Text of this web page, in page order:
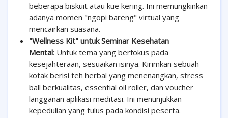
beberapa biskuit atau kue kering. Ini memungkinkan
adanya momen "ngopi bareng" virtual yang
mencairkan suasana.
"Wellness Kit" untuk Seminar Kesehatan
Mental: Untuk tema yang berfokus pada
kesejahteraan, sesuaikan isinya. Kirimkan sebuah
kotak berisi teh herbal yang menenangkan, stress
ball berkualitas, essential oil roller, dan voucher
langganan aplikasi meditasi. Ini menunjukkan
kepedulian yang tulus pada kondisi peserta.